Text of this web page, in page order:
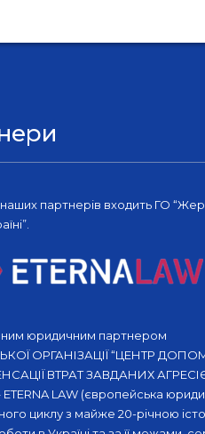
партнерів входить ГО
юридичним партнером
ОРГАНІЗАЦІЇ “ЦЕНТР
ВТРАТ ЗАВДАНИХ
ETERNA LAW (європейська
циклу з майже 20-річною